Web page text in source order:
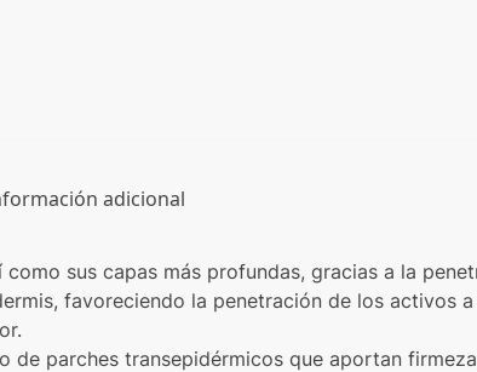
adicional
sus capas más profundas, gracias a la
favoreciendo la penetración de los activos
de parches transepidérmicos que aportan